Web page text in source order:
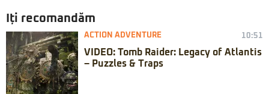
Iți recomandăm
ACTION ADVENTURE 10:51
VIDEO: Tomb Raider: Legacy of Atlantis
– Puzzles & Traps